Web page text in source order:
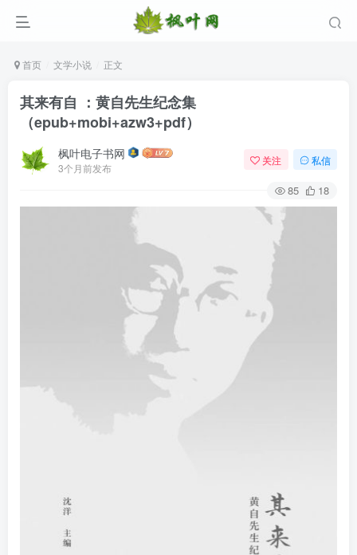
首页 文学小说 正文
其来有自 ：黄自先生纪念集
（epub+mobi+azw3+pdf）
枫叶电子书网
3个月前发布
关注 私信
85 18
没有账号？立即注册
用户名/手机号/邮箱
|